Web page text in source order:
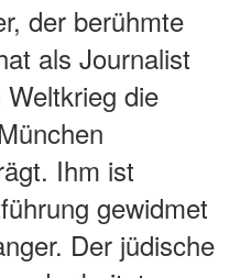
der berühmte
als Journalist
die
Ihm ist
gewidmet
Der jüdische